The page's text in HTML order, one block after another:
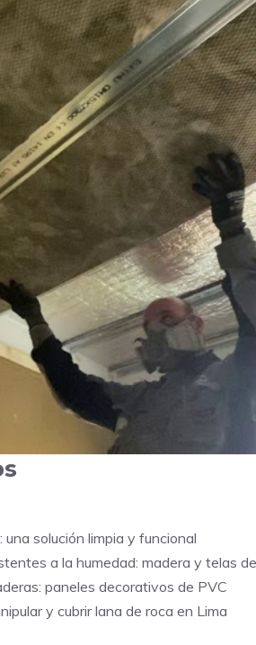
solución limpia y funcional
a la humedad: madera y telas
paneles decorativos de PVC
y cubrir lana de roca en Lima